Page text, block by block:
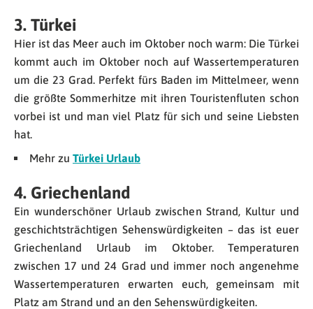
3. Türkei
Hier ist das Meer auch im Oktober noch warm: Die Türkei
kommt auch im Oktober noch auf Wassertemperaturen
um die 23 Grad. Perfekt fürs Baden im Mittelmeer, wenn
die größte Sommerhitze mit ihren Touristenfluten schon
vorbei ist und man viel Platz für sich und seine Liebsten
hat.
Mehr zu Türkei Urlaub
4. Griechenland
Ein wunderschöner Urlaub zwischen Strand, Kultur und
geschichtsträchtigen Sehenswürdigkeiten – das ist euer
Griechenland Urlaub im Oktober. Temperaturen
zwischen 17 und 24 Grad und immer noch angenehme
Wassertemperaturen erwarten euch, gemeinsam mit
Platz am Strand und an den Sehenswürdigkeiten.